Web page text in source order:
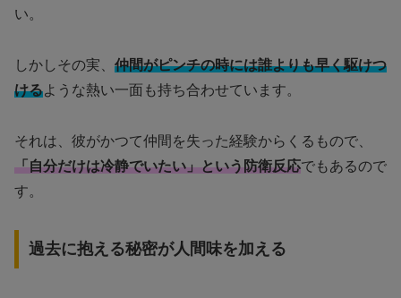
い。
しかしその実、 仲間がピンチの時には誰よりも早く駆けつ
けるような熱い一面も持ち合わせています。
それは、彼がかつて仲間を失った経験からくるもので、
「自分だけは冷静でいたい」という防衛反応でもあるので
す。
過去に抱える秘密が人間味を加える